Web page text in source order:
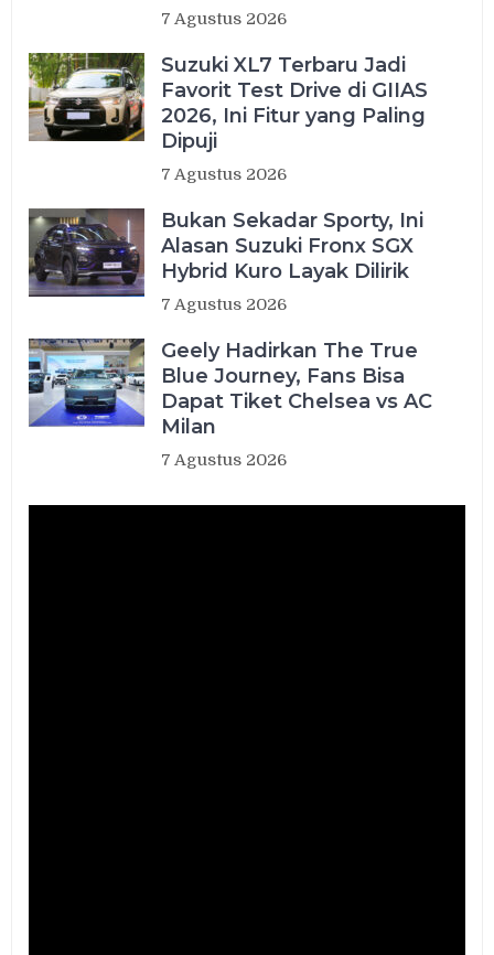
7 Agustus 2026
Suzuki XL7 Terbaru Jadi
Favorit Test Drive di GIIAS
2026, Ini Fitur yang Paling
Dipuji
7 Agustus 2026
Bukan Sekadar Sporty, Ini
Alasan Suzuki Fronx SGX
Hybrid Kuro Layak Dilirik
7 Agustus 2026
Geely Hadirkan The True
Blue Journey, Fans Bisa
Dapat Tiket Chelsea vs AC
Milan
7 Agustus 2026